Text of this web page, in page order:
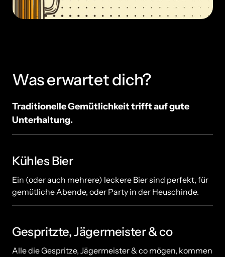
Was erwartet dich?
Traditionelle Gemütlichkeit trifft auf gute
Unterhaltung.
Kühles Bier
Ein (oder auch mehrere) leckere Bier sind perfekt, für
gemütliche Abende, oder Party in der Heuschinde.
Gespritzte, Jägermeister & co
Alle die Gespritze, Jägermeister & co mögen, kommen